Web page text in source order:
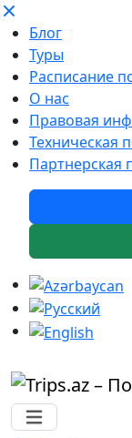
Блог
Туры
Расписание
О нас
Правовая
Техническая
Партнерская